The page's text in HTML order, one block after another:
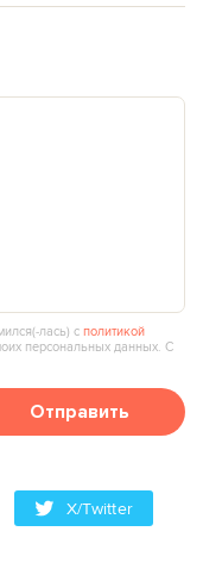
сполитикой
персональных данных. С
Отправить
X/Twitter